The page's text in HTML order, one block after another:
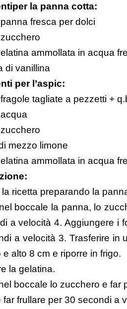
la panna cotta:
fresca per dolci
ammollata in acqua
di vanillina
per l’aspic:
tagliate a pezzetti +
mezzo limone
ammollata in acqua
ricetta preparando la
boccale la panna, lo
a velocità 4. Aggiungere i
a velocità 3. Trasferire in
e alto 8 cm e riporre in frigo.
la gelatina.
boccale lo zucchero e far
far frullare per 30 secondi a